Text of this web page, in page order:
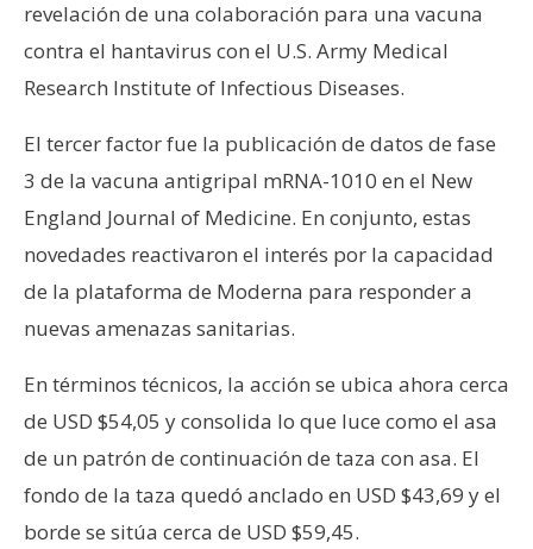
revelación de una colaboración para una vacuna
contra el hantavirus con el U.S. Army Medical
Research Institute of Infectious Diseases.
El tercer factor fue la publicación de datos de fase
3 de la vacuna antigripal mRNA-1010 en el New
England Journal of Medicine. En conjunto, estas
novedades reactivaron el interés por la capacidad
de la plataforma de Moderna para responder a
nuevas amenazas sanitarias.
En términos técnicos, la acción se ubica ahora cerca
de USD $54,05 y consolida lo que luce como el asa
de un patrón de continuación de taza con asa. El
fondo de la taza quedó anclado en USD $43,69 y el
borde se sitúa cerca de USD $59,45.